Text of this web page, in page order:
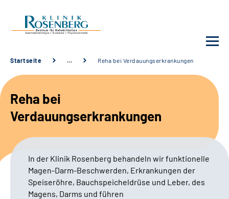
Unsere Klinik
Unsere Angebote
Karriere
Sozialdienste & Zuweisende
Startseite … Reha bei Verdauungserkrankungen
Reha bei
Verdauungserkrankungen
In der Klinik Rosenberg behandeln wir funktionelle
Magen-Darm-Beschwerden, Erkrankungen der
Speiseröhre, Bauchspeicheldrüse und Leber, des
Magens, Darms und führen